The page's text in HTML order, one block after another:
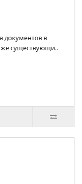
документов в
существующи..